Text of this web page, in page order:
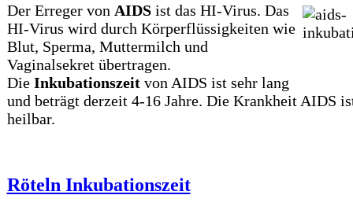
Der Erreger von AIDSist das HI-Virus. Das
HI-Virus wird durch Körperflüssigkeiten wie
Blut, Sperma, Muttermilch und
Vaginalsekret übertragen.
Die Inkubationszeitvon AIDS ist sehr lang
und beträgt derzeit 4-16 Jahre. Die Krankheit AIDS
heilbar.
Röteln Inkubationszeit